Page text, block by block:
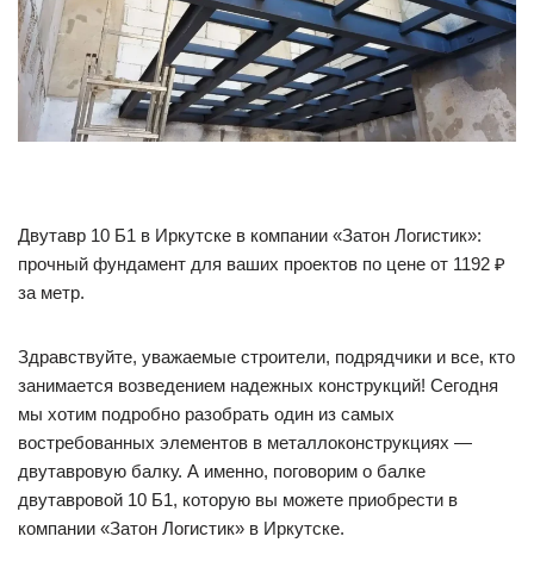
Двутавр 10 Б1 в Иркутске в компании «Затон Логистик»:
прочный фундамент для ваших проектов по цене от 1192 ₽
за метр.
Здравствуйте, уважаемые строители, подрядчики и все, кто
занимается возведением надежных конструкций! Сегодня
мы хотим подробно разобрать один из самых
востребованных элементов в металлоконструкциях —
двутавровую балку. А именно, поговорим о балке
двутавровой 10 Б1, которую вы можете приобрести в
компании «Затон Логистик» в Иркутске.